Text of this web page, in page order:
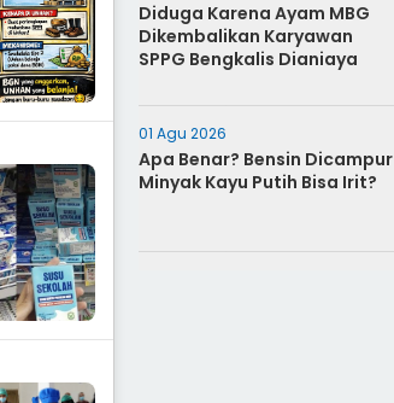
Diduga Karena Ayam MBG
Dikembalikan Karyawan
SPPG Bengkalis Dianiaya
01 Agu 2026
Apa Benar? Bensin Dicampur
Minyak Kayu Putih Bisa Irit?